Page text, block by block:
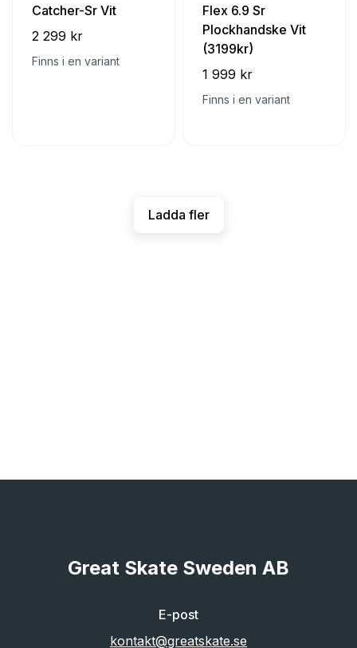
Catcher-Sr Vit
2 299 kr
Finns i en variant
Flex 6.9 Sr
Plockhandske Vit
(3199kr)
1 999 kr
Finns i en variant
Ladda fler
Great Skate Sweden AB
E-post
kontakt@greatskate.se